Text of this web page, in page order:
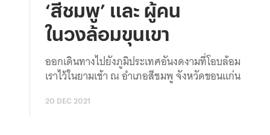
‘สีชมพู’ และ ผู้คน
ในวงล้อมขุนเขา
ออกเดินทางไปยังภูมิประเทศอันงดงามที่โอบล้อม
เราไว้ในยามเช้า ณ อำเภอสีชมพู จังหวัดขอนแก่น
20 DEC 2021